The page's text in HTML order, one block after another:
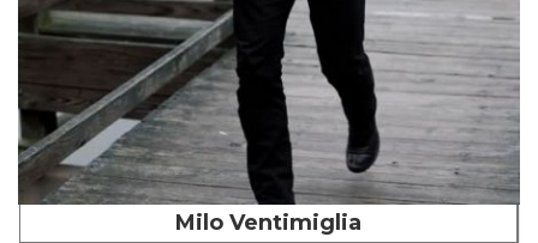
Milo Ventimiglia